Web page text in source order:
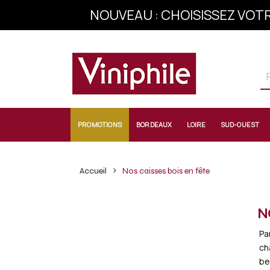
NOUVEAU : CHOISISSEZ
PROMOTIONS BORDEAUX LOIRE SUD-OUEST
Accueil Nos caisses bois en fête